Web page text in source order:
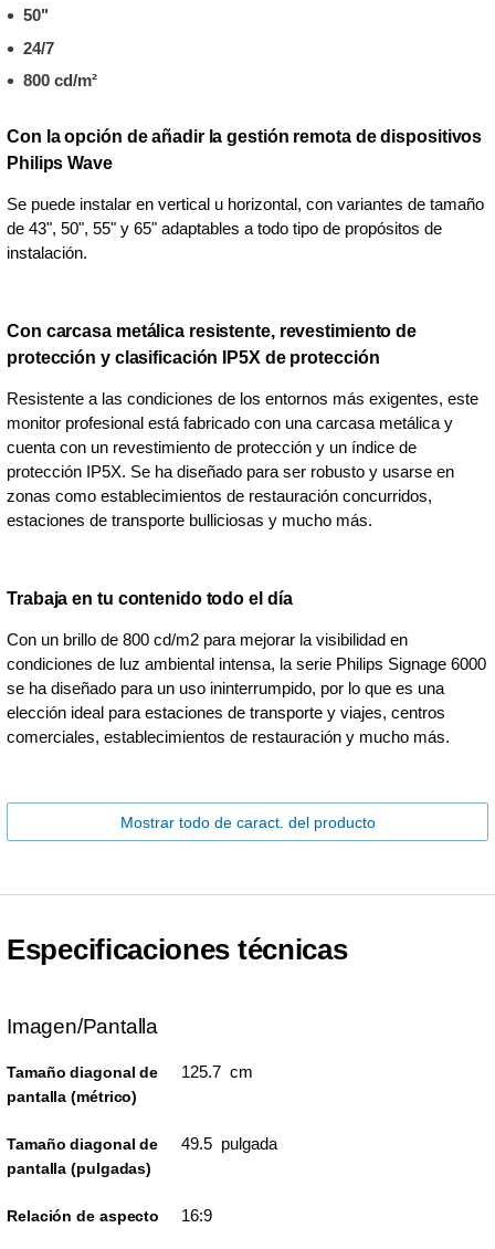
50"
24/7
800 cd/m²
Con la opción de añadir la gestión remota de dispositivos
Philips Wave
Se puede instalar en vertical u horizontal, con variantes de tamaño
de 43", 50", 55" y 65" adaptables a todo tipo de propósitos de
instalación.
Con carcasa metálica resistente, revestimiento de
protección y clasificación IP5X de protección
Resistente a las condiciones de los entornos más exigentes, este
monitor profesional está fabricado con una carcasa metálica y
cuenta con un revestimiento de protección y un índice de
protección IP5X. Se ha diseñado para ser robusto y usarse en
zonas como establecimientos de restauración concurridos,
estaciones de transporte bulliciosas y mucho más.
Trabaja en tu contenido todo el día
Con un brillo de 800 cd/m2 para mejorar la visibilidad en
condiciones de luz ambiental intensa, la serie Philips Signage 6000
se ha diseñado para un uso ininterrumpido, por lo que es una
elección ideal para estaciones de transporte y viajes, centros
comerciales, establecimientos de restauración y mucho más.
Mostrar todo de caract. del producto
Especificaciones técnicas
Imagen/Pantalla
Tamaño diagonal de
pantalla (métrico)
125.7 cm
Tamaño diagonal de
pantalla (pulgadas)
49.5 pulgada
Relación de aspecto 16:9